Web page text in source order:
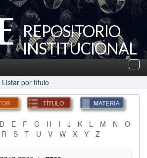
REPOSITORIO
INSTITUCIONAL
Listar por título
D E F G H I J K L M N
O
R S T U V W X Y Z